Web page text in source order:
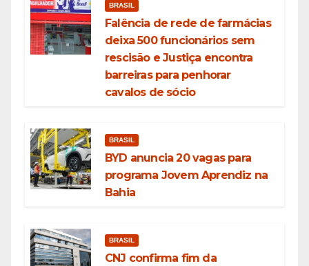
BRASIL
Falência de rede de farmácias
deixa 500 funcionários sem
rescisão e Justiça encontra
barreiras para penhorar
cavalos de sócio
BRASIL
BYD anuncia 20 vagas para
programa Jovem Aprendiz na
Bahia
BRASIL
CNJ confirma fim da